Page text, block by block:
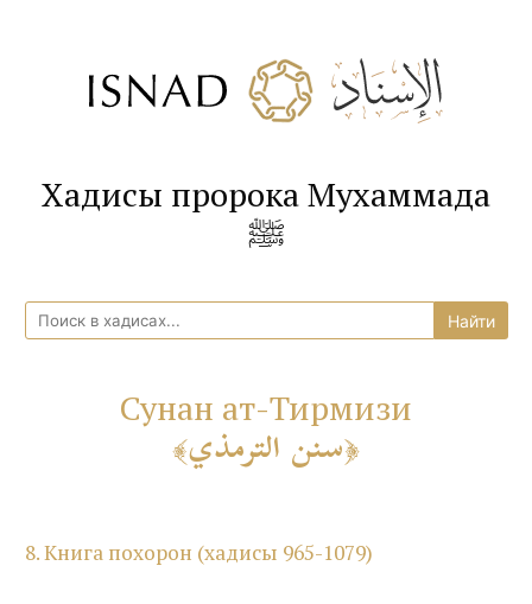
Хадисы пророка Мухаммада
ﷺ
Сунан ат-Тирмизи
سنن الترمذي
8. Книга похорон (хадисы 965-1079)